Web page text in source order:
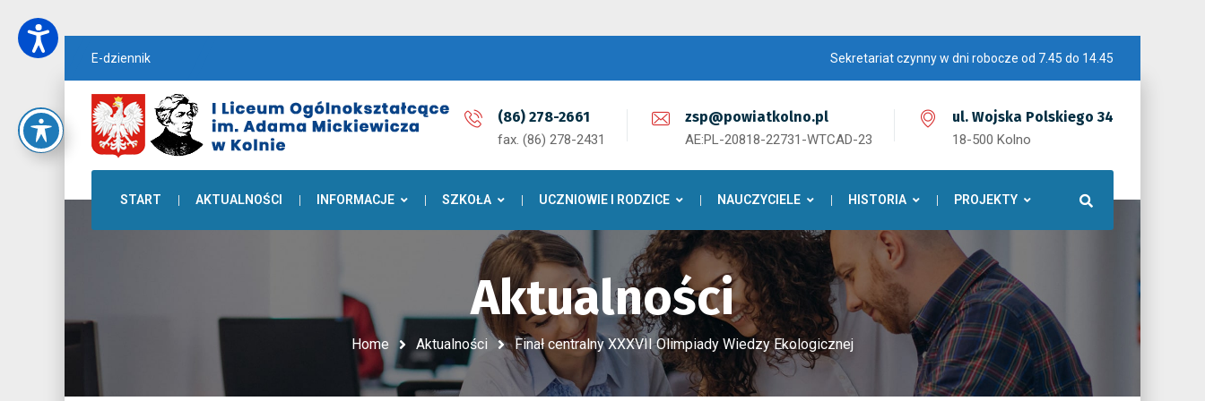
E-dziennik Sekretariat czynny w dni robocze od 7.45 do 14.45
(86) 278-2661
fax. (86) 278-2431
zsp@powiatkolno.pl
AE:PL-20818-22731-WTCAD-23
ul. Wojska Polskiego 34
18-500 Kolno
START AKTUALNOŚCI INFORMACJE SZKOŁA UCZNIOWIE I RODZICE NAUCZYCIELE HISTORIA PROJEKTY
Aktualności
Home Aktualności Finał centralny XXXVII Olimpiady Wiedzy Ekologicznej